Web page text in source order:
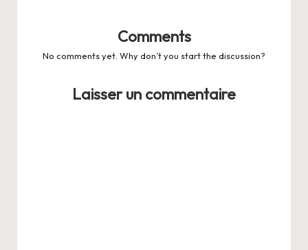
Comments
No comments yet. Why don’t you start the discussion?
Laisser un commentaire